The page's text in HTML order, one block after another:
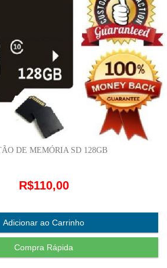
DE MEMÓRIA SD 128GB
R$110,00